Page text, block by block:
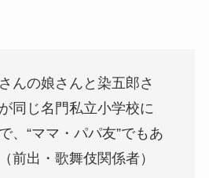
んの娘さんと染五郎さ
同じ名門私立小学校に
、“ママ・パパ友”でもあ
前出・歌舞伎関係者）